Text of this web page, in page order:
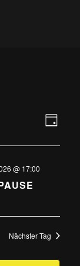
Tag
@ 17:00
Nächster Tag